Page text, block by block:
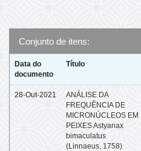
Conjunto de itens:
Data do
documento
Título
28-Out-2021
ANÁLISE DA
FREQUÊNCIA DE
MICRONÚCLEOS EM
PEIXES Astyanax
bimaculatus
(Linnaeus, 1758)